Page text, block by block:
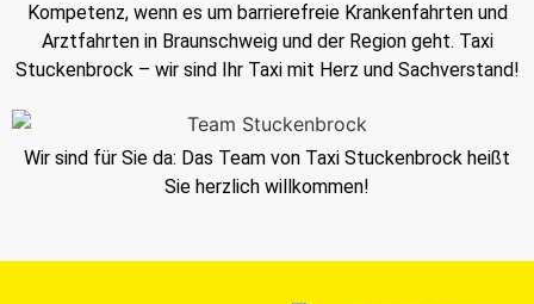
Kompetenz, wenn es um barrierefreie Krankenfahrten und
Arztfahrten in Braunschweig und der Region geht. Taxi
Stuckenbrock – wir sind Ihr Taxi mit Herz und Sachverstand!
Wir sind für Sie da: Das Team von Taxi Stuckenbrock heißt
Sie herzlich willkommen!